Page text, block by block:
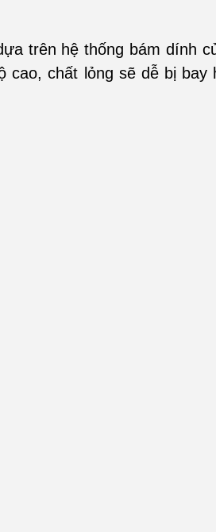
trên hệ thống bám dính
cao, chất lỏng sẽ dễ bị